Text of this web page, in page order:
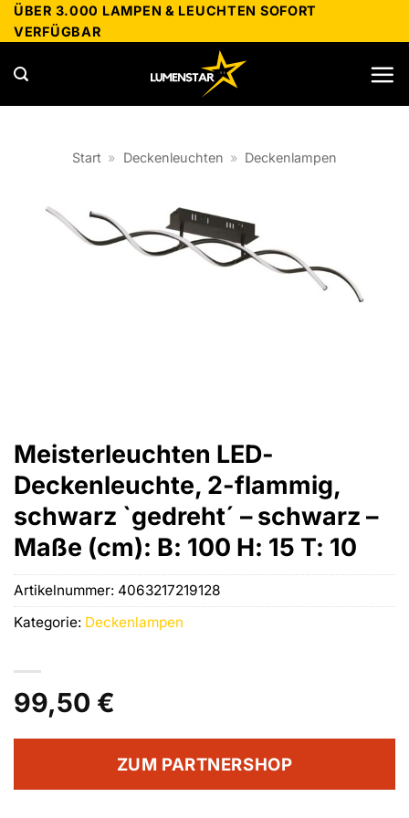
Zum
Inhalt
springen
ÜBER 3.000 LAMPEN & LEUCHTEN SOFORT
VERFÜGBAR
Start » Deckenleuchten » Deckenlampen
Meisterleuchten LED-
Deckenleuchte, 2-flammig,
schwarz `gedreht´ – schwarz –
Maße (cm): B: 100 H: 15 T: 10
99,50 €
ZUM PARTNERSHOP
Artikelnummer: 4063217219128
Kategorie: Deckenlampen